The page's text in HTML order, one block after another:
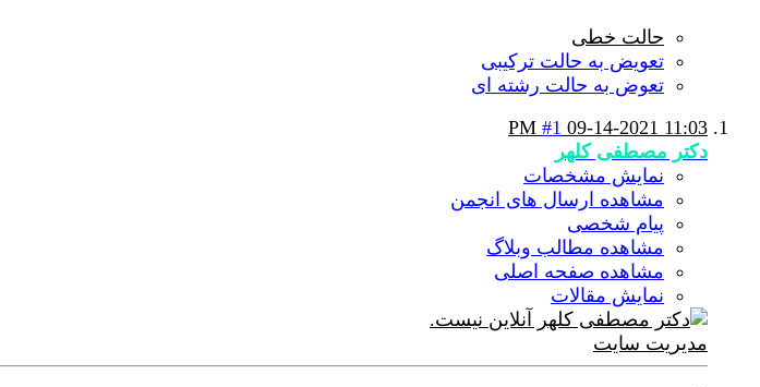
حالت خطی
تعویض به حالت ترکیبی
تعوض به حالت رشته ای
09-14-2021 11:03 PM
#1
دکتر مصطفی کلهر
نمایش مشخصات
مشاهده ارسال های انجمن
پیام شخصی
مشاهده مطالب وبلاگ
مشاهده صفحه اصلی
نمایش مقالات
مدیریت سایت